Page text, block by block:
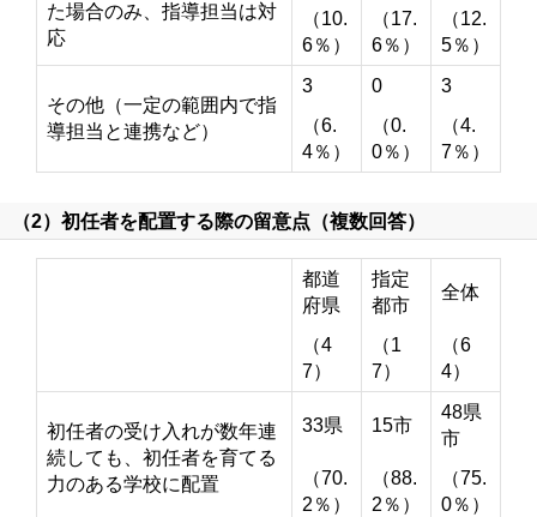
た場合のみ、指導担当は対
応
（10.
6％）
（17.
6％）
（12.
5％）
その他（一定の範囲内で指
導担当と連携など）
3 0
3
（6.
4％）
（0.
0％）
（4.
7％）
（2）初任者を配置する際の留意点（複数回答）
都道
府県
指定
都市
全体
（4
7）
（1
7）
（6
4）
初任者の受け入れが数年連
続しても、初任者を育てる
力のある学校に配置
33県 15市
48県
市
（70.
2％）
（88.
2％）
（75.
0％）